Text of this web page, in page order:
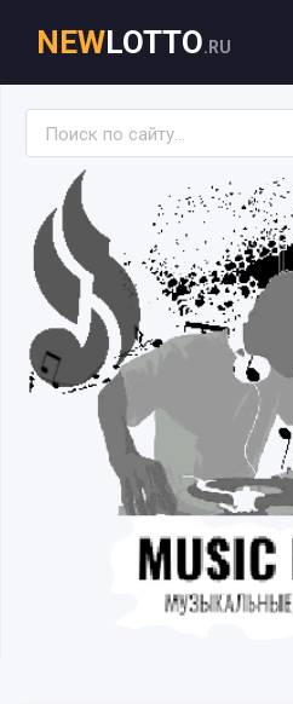
NEWLOTTO.RU